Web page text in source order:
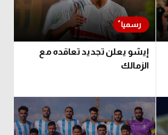
إيشو يعلن تجديد تعاقده مع
الزمالك